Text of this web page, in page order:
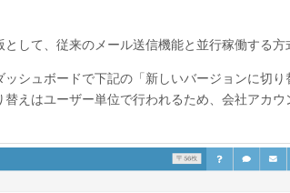
して、従来のメール送信機能と並行稼働する方
シュボードで下記の「新しいバージョンに切
えはユーザー単位で行われるため、会社アカ